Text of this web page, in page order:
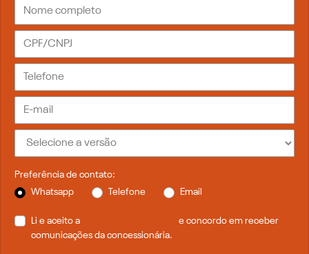
Preferência de contato:
Whatsapp
Telefone Email
Li e aceito a
e concordo em receber
comunicações da concessionária.